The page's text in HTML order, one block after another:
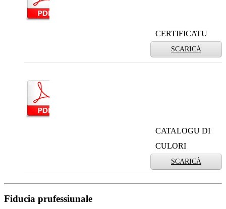
CERTIFICATU
SCARICÀ
CATALOGU DI
CULORI
SCARICÀ
Fiducia prufessiunale